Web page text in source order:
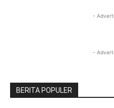
-
-
BERITA POPULER